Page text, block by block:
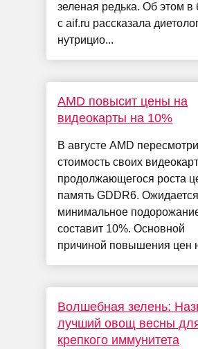
зеленая редька. Об этом в
с aif.ru рассказала
нутрицио...
AMD повысит цены на
видеокарты на 10%
В августе AMD
стоимость своих
продолжающегося роста
память GDDR6.
минимальное
составит 10%. Основной
причиной повышения цен
Волшебная зелень:
лучший овощ весны
крепкого иммунитета